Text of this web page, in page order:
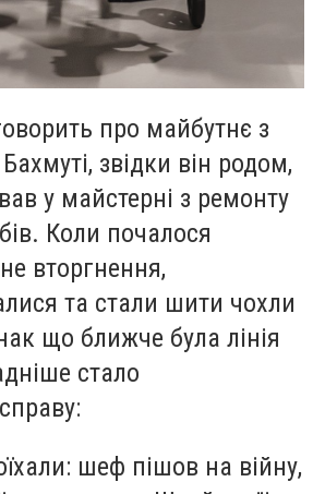
про майбутнє з
звідки він родом,
у майстерні з ремонту
Коли почалося
вторгнення,
та стали шити чохли
що ближче була лінія
стало
шеф пішов на війну,